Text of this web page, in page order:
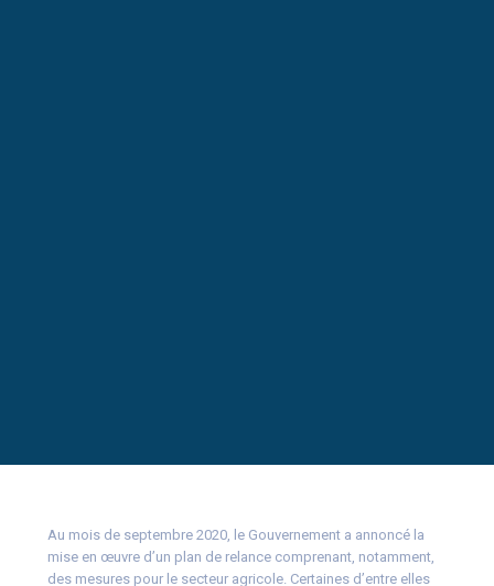
Au mois de septembre 2020, le Gouvernement a annoncé la
mise en œuvre d’un plan de relance comprenant, notamment,
des mesures pour le secteur agricole. Certaines d’entre elles